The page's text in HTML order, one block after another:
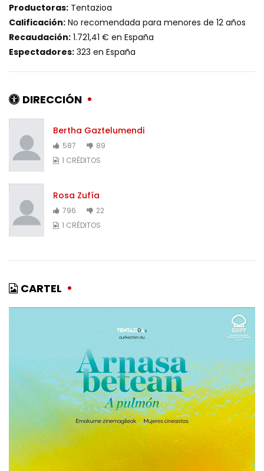
Productoras: Tentazioa
Calificación: No recomendada para menores de 12 años
Recaudación: 1.721,41 € en España
Espectadores: 323 en España
DIRECCIÓN
Bertha Gaztelumendi
587
89
1 CRÉDITOS
Rosa Zufía
796
22
1 CRÉDITOS
CARTEL